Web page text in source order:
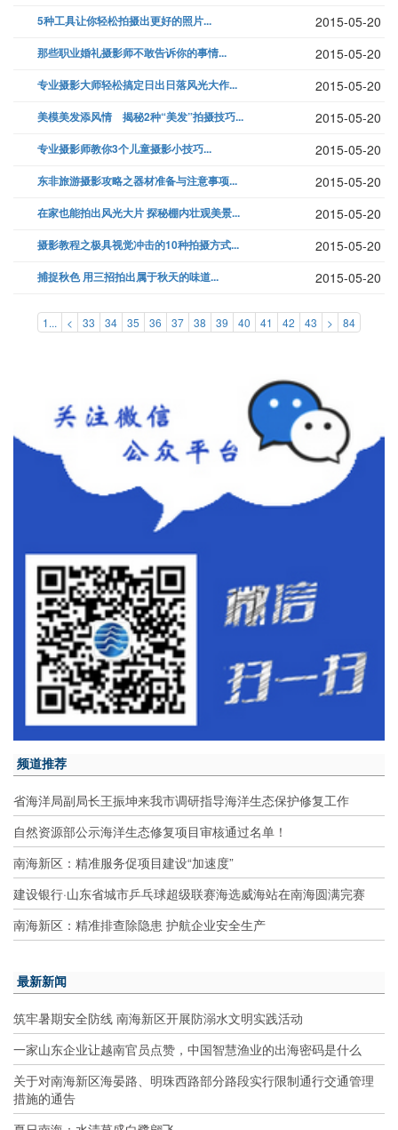
5种工具让你轻松拍摄出更好的照片... 2015-05-20
那些职业婚礼摄影师不敢告诉你的事情... 2015-05-20
专业摄影大师轻松搞定日出日落风光大作... 2015-05-20
美模美发添风情 揭秘2种“美发”拍摄技巧... 2015-05-20
专业摄影师教你3个儿童摄影小技巧... 2015-05-20
东非旅游摄影攻略之器材准备与注意事项... 2015-05-20
在家也能拍出风光大片 探秘棚内壮观美景... 2015-05-20
摄影教程之极具视觉冲击的10种拍摄方式... 2015-05-20
捕捉秋色 用三招拍出属于秋天的味道... 2015-05-20
1... < 33 34 35 36 37 38 39 40 41 42 43 > 84
频道推荐
省海洋局副局长王振坤来我市调研指导海洋生态保护修复工作
自然资源部公示海洋生态修复项目审核通过名单！
南海新区：精准服务促项目建设“加速度”
建设银行·山东省城市乒乓球超级联赛海选威海站在南海圆满完赛
南海新区：精准排查除隐患 护航企业安全生产
最新新闻
筑牢暑期安全防线 南海新区开展防溺水文明实践活动
一家山东企业让越南官员点赞，中国智慧渔业的出海密码是什么
关于对南海新区海晏路、明珠西路部分路段实行限制通行交通管理
措施的通告